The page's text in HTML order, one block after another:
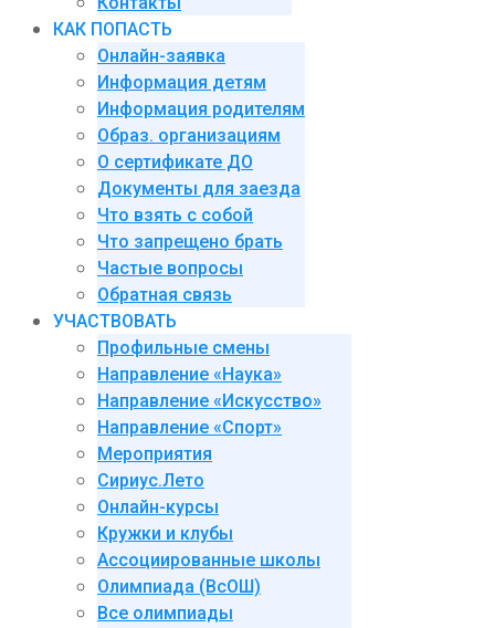
КАК ПОПАСТЬ
Онлайн-заявка
Информация детям
Информация родителям
Образ. организациям
О сертификате ДО
Документы для заезда
Что взять с собой
Что запрещено брать
Частые вопросы
Обратная связь
УЧАСТВОВАТЬ
Профильные смены
Направление «Наука»
Направление «Искусство»
Направление «Спорт»
Мероприятия
Сириус.Лето
Онлайн-курсы
Кружки и клубы
Ассоциированные школы
Олимпиада (ВсОШ)
Все олимпиады